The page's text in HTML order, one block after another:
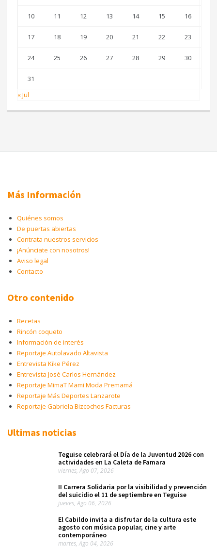
10 11 12 13 14 15 16
17 18 19 20 21 22 23
24 25 26 27 28 29 30
31
« Jul
Más Información
Quiénes somos
De puertas abiertas
Contrata nuestros servicios
¡Anúnciate con nosotros!
Aviso legal
Contacto
Otro contenido
Recetas
Rincón coqueto
Información de interés
Reportaje Autolavado Altavista
Entrevista Kike Pérez
Entrevista José Carlos Hernández
Reportaje MimaT Mami Moda Premamá
Reportaje Más Deportes Lanzarote
Reportaje Gabriela Bizcochos Facturas
Ultimas noticias
Teguise celebrará el Día de la Juventud 2026 con
actividades en La Caleta de Famara
viernes, Ago 07, 2026
II Carrera Solidaria por la visibilidad y prevención
del suicidio el 11 de septiembre en Teguise
jueves, Ago 06, 2026
El Cabildo invita a disfrutar de la cultura este
agosto con música popular, cine y arte
contemporáneo
martes, Ago 04, 2026